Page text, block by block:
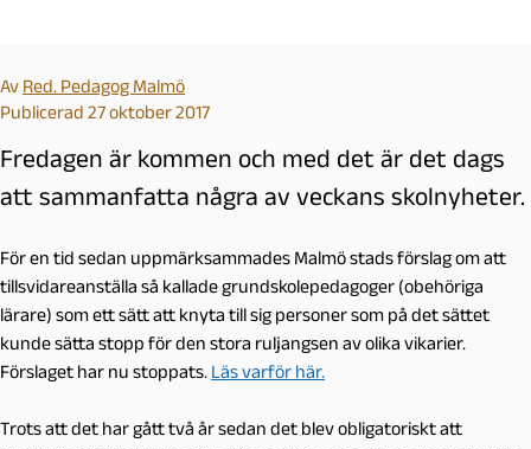
Av Red. Pedagog Malmö
Publicerad 27 oktober 2017
Fredagen är kommen och med det är det dags
att sammanfatta några av veckans skolnyheter.
För en tid sedan uppmärksammades Malmö stads förslag om att
tillsvidareanställa så kallade grundskolepedagoger (obehöriga
lärare) som ett sätt att knyta till sig personer som på det sättet
kunde sätta stopp för den stora ruljangsen av olika vikarier.
Förslaget har nu stoppats. Läs varför här.
Trots att det har gått två år sedan det blev obligatoriskt att